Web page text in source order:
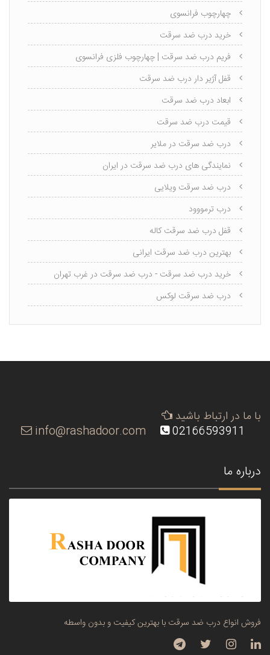
چهارچوب فرانسوی
خرید درب ضد سرقت
فریم درب ضد سرقت | چهارچوب فلزی فرانسوی
قفل آژیر دار درب ضد سرقت
ابعاد درب ضد سرقت
قیمت درب ضد سرقت
درب ضد سرقت در ملایر
نمایندگی های درب ضد سرقت در ایران
درب ضد سرقت ویلایی
درب ترمووود
قفل درب ضد سرقت کاله
بهترین درب ضد سرقت ایرانی
خرید درب ضد سرقت - درب ضد سرقت در غرب تهران
درب ضد سرقت لوکس
با ما در ارتباط باشید
02166593911
info@rashadoor.com
درباره ما
فروش انواع درب ضد سرقت با بهترین کیفیت و بدون واسطه